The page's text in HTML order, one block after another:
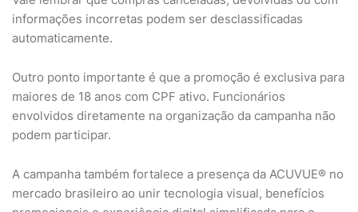
informações incorretas podem ser desclassificadas
automaticamente.
Outro ponto importante é que a promoção é exclusiva para
maiores de 18 anos com CPF ativo. Funcionários
envolvidos diretamente na organização da campanha não
podem participar.
A campanha também fortalece a presença da ACUVUE® no
mercado brasileiro ao unir tecnologia visual, benefícios